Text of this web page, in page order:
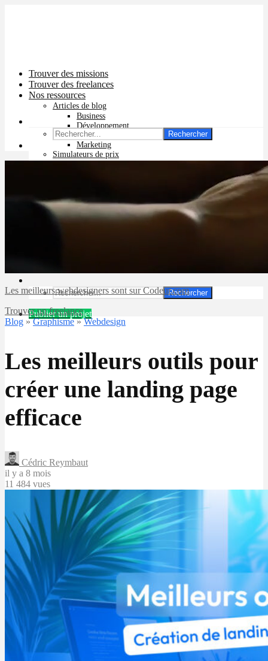
Trouver des missions
Trouver des freelances
Nos ressources
Articles de blog
Business
Développement
Graphisme
Marketing
Simulateurs de prix
Prix pub Instagram
Prix logiciel
Prix chatbot
Rechercher
Publier un projet
Rechercher
Les meilleurs webdesigners sont sur Codeur.com
Trouver un freelance
Blog »Graphisme»Webdesign
Les meilleurs outils pour
créer une landing page
efficace
Cédric Reymbaut
il y a 8 mois
11 484 vues